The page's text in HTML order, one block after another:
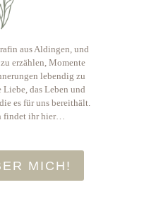
aus Aldingen, und
erzählen, Momente
lebendig zu
das Leben und
es für uns bereithält.
findet ihrhier…
MICH!